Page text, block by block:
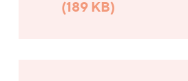
(189 KB)